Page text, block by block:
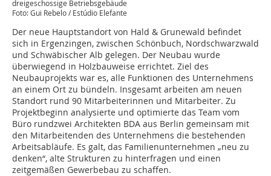
dreigeschossige Betriebsgebäude
Foto: Gui Rebelo / Estúdio Elefante
Der neue Hauptstandort von Hald & Grunewald befindet
sich in Ergenzingen, zwischen Schönbuch, Nordschwarzwald
und Schwäbischer Alb gelegen. Der Neubau wurde
überwiegend in Holzbauweise errichtet. Ziel des
Neubauprojekts war es, alle Funktionen des Unternehmens
an einem Ort zu bündeln. Ins­gesamt arbeiten am neuen
Standort rund 90 Mitarbeiterinnen und Mitarbeiter. Zu
Projektbeginn analysierte und optimierte das Team vom
Büro rundzwei Architekten BDA aus Berlin gemeinsam mit
den Mitarbeitenden des Unternehmens die bestehenden
Arbeitsabläufe. Es galt, das Familienunternehmen „neu zu
denken“, alte Strukturen zu hinterfragen und einen
zeitgemäßen Gewerbebau zu schaffen.